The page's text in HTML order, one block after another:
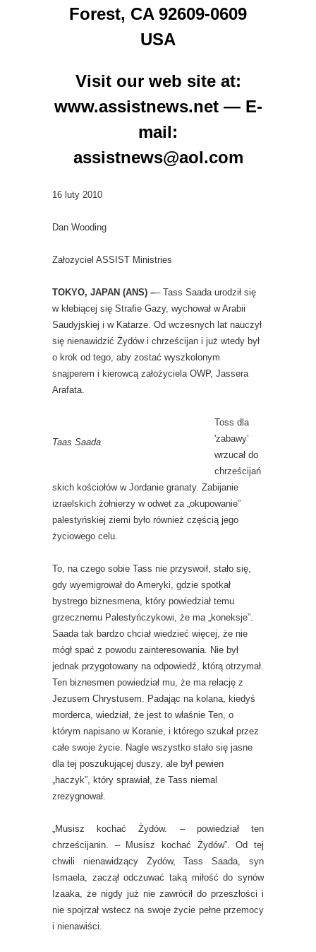
Forest, CA 92609-0609
USA
Visit our web site at:
www.assistnews.net — E-
mail:
assistnews@aol.com
16 luty 2010
Dan Wooding
Załozyciel ASSIST Ministries
TOKYO, JAPAN (ANS) –– Tass Saada urodził się
w kłebiącej się Strafie Gazy, wychował w Arabii
Saudyjskiej i w Katarze. Od wczesnych lat nauczył
się nienawidzić Żydów i chrześcijan i już wtedy był
o krok od tego, aby zostać wyszkolonym
snajperem i kierowcą założyciela OWP, Jassera
Arafata.
Taas Saada
Toss dla
'zabawy’
wrzucał do
chrześcijań
skich kościołów w Jordanie granaty. Zabijanie
izraelskich żołnierzy w odwet za „okupowanie”
palestyńskiej ziemi było również częścią jego
życiowego celu.
To, na czego sobie Tass nie przyswoił, stało się,
gdy wyemigrował do Ameryki, gdzie spotkał
bystrego biznesmena, który powiedział temu
grzecznemu Palestyńczykowi, że ma „koneksje”.
Saada tak bardzo chciał wiedzieć więcej, że nie
mógł spać z powodu zainteresowania. Nie był
jednak przygotowany na odpowiedź, którą otrzymał.
Ten biznesmen powiedział mu, że ma relację z
Jezusem Chrystusem. Padając na kolana, kiedyś
morderca, wiedział, że jest to właśnie Ten, o
którym napisano w Koranie, i którego szukał przez
całe swoje życie. Nagle wszystko stało się jasne
dla tej poszukującej duszy, ale był pewien
„haczyk”, który sprawiał, że Tass niemal
zrezygnował.
„Musisz kochać Żydów. – powiedział ten
chrześcijanin. – Musisz kochać Żydów”. Od tej
chwili nienawidzący Żydów, Tass Saada, syn
Ismaela, zaczął odczuwać taką miłość do synów
Izaaka, że nigdy już nie zawrócił do przeszłości i
nie spojrzał wstecz na swoje życie pełne przemocy
i nienawiści.